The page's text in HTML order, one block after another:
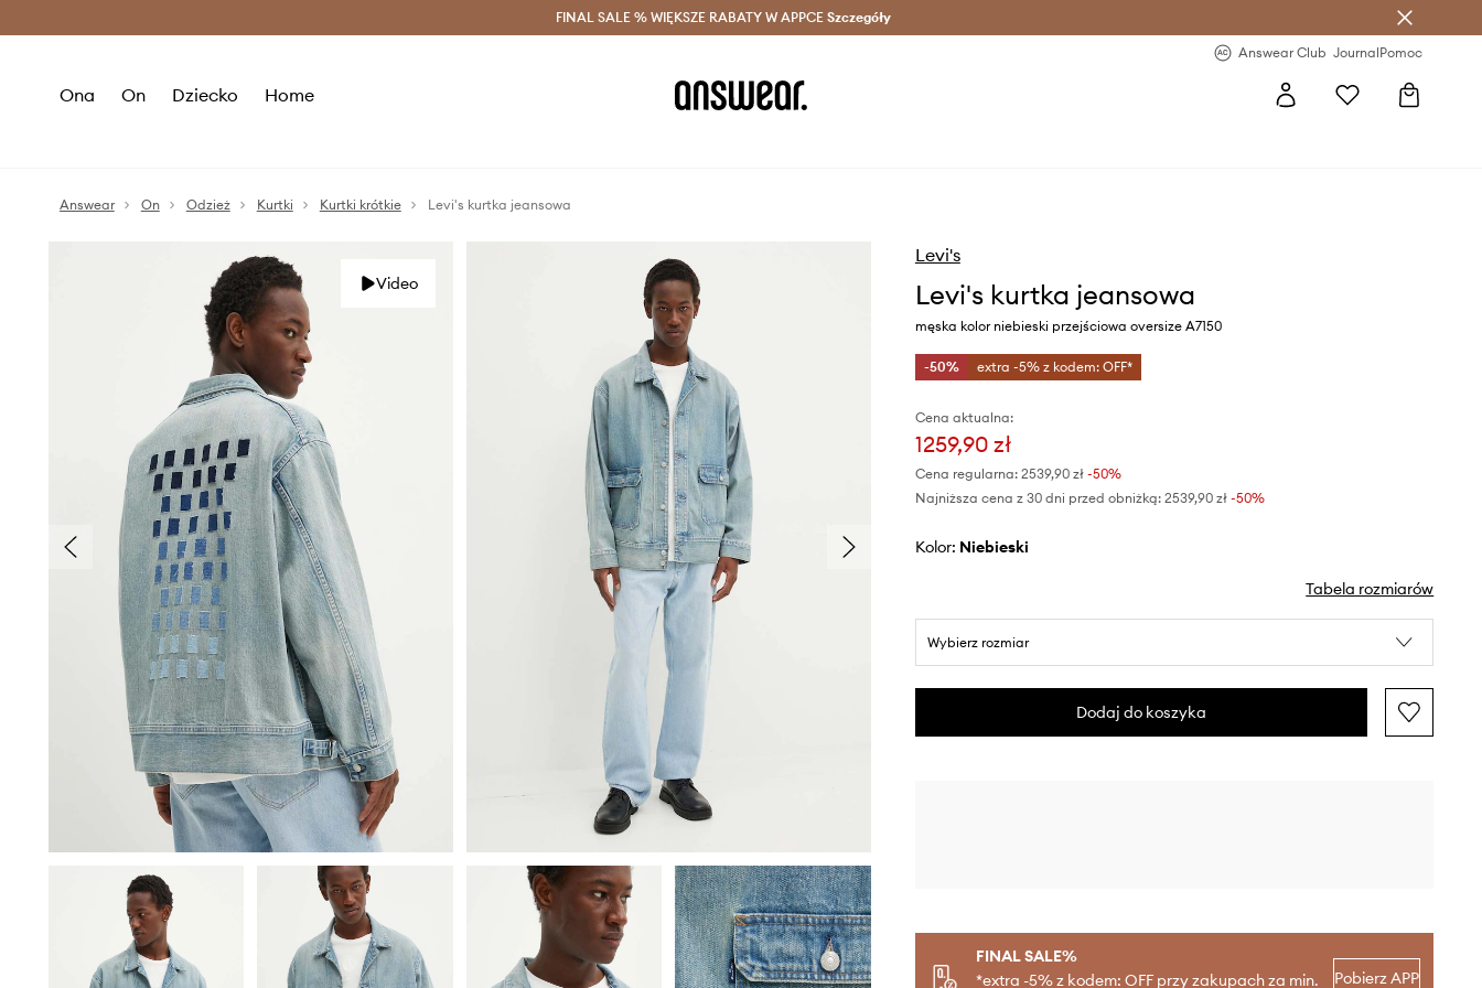
Oszczędzaj z Answear Club > Dostawa nawet w 24h >
FINAL SALE % WIĘKSZE RABATY W APPCE Szczegóły
Answear Club JournalPomoc
Ona On Dziecko Home
Answear On Odzież Kurtki Kurtki krótkie Levi's kurtka jeansowa
Video
Levi's
Levi's kurtka jeansowa
męska kolor niebieski przejściowa oversize A7150
-50% extra -5% z kodem: OFF*
Cena aktualna:
1259,90 zł
Cena regularna: 2539,90 zł-50%
Najniższa cena z 30 dni przed obniżką: 2539,90 zł -50%
Kolor: niebieski
Tabela rozmiarów
Wybierz rozmiar
Dodaj do koszyka
FINAL SALE%
*extra -5% z kodem: OFF przy zakupach za min.
Pobierz APP